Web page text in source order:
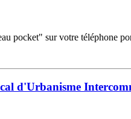
pocket" sur votre téléphone
d'Urbanisme